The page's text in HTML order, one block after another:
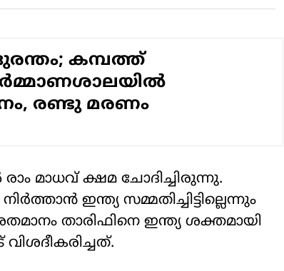
കമ്പത്ത്
രണ്ടു മരണം
മാധവ് ക്ഷമ ചോദിച്ചിരുന്നു.
ഇന്ത്യ സമ്മതിച്ചിട്ടില്ലെന്നും
താരിഫിനെ ഇന്ത്യ ശക്തമായി